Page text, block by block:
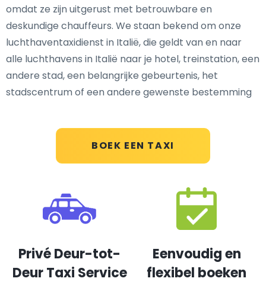
BOEK EEN TAXI
omdat ze zijn uitgerust met betrouwbare en
deskundige chauffeurs. We staan bekend om onze
luchthaventaxidienst in Italië, die geldt van en naar
alle luchthavens in Italië naar je hotel, treinstation, een
andere stad, een belangrijke gebeurtenis, het
stadscentrum of een andere gewenste bestemming
Privé Deur-tot-
Deur Taxi Service
Eenvoudig en
flexibel boeken